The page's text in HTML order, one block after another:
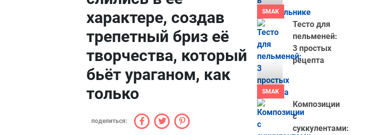
характере, создав
трепетный бриз её
творчества, который
бьёт ураганом, как
только
поделиться:
SMAK
SMAK
Тесто для
пельменей:
3 простых
рецепта
Композиции
с
суккулентами: